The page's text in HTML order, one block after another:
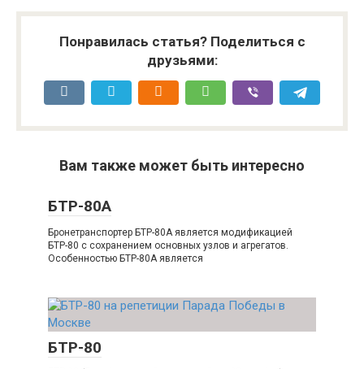
Понравилась статья? Поделиться с
друзьями:
Вам также может быть интересно
БТР-80А
Бронетранспортер БТР-80А является модификацией
БТР-80 с сохранением основных узлов и агрегатов.
Особенностью БТР-80А является
БТР-80